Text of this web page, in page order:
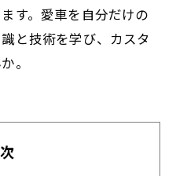
す。愛車を自分だけの
と技術を学び、カスタ
。